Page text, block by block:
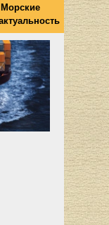
Морские